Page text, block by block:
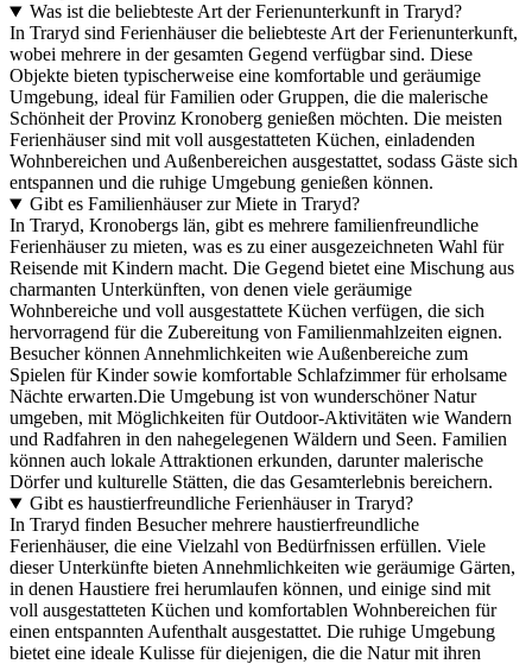
Was ist die beliebteste Art der Ferienunterkunft in Traryd?
In Traryd sind Ferienhäuser die beliebteste Art der Ferienunterkunft,
wobei mehrere in der gesamten Gegend verfügbar sind. Diese
Objekte bieten typischerweise eine komfortable und geräumige
Umgebung, ideal für Familien oder Gruppen, die die malerische
Schönheit der Provinz Kronoberg genießen möchten. Die meisten
Ferienhäuser sind mit voll ausgestatteten Küchen, einladenden
Wohnbereichen und Außenbereichen ausgestattet, sodass Gäste sich
entspannen und die ruhige Umgebung genießen können.
Gibt es Familienhäuser zur Miete in Traryd?
In Traryd, Kronobergs län, gibt es mehrere familienfreundliche
Ferienhäuser zu mieten, was es zu einer ausgezeichneten Wahl für
Reisende mit Kindern macht. Die Gegend bietet eine Mischung aus
charmanten Unterkünften, von denen viele geräumige
Wohnbereiche und voll ausgestattete Küchen verfügen, die sich
hervorragend für die Zubereitung von Familienmahlzeiten eignen.
Besucher können Annehmlichkeiten wie Außenbereiche zum
Spielen für Kinder sowie komfortable Schlafzimmer für erholsame
Nächte erwarten.Die Umgebung ist von wunderschöner Natur
umgeben, mit Möglichkeiten für Outdoor-Aktivitäten wie Wandern
und Radfahren in den nahegelegenen Wäldern und Seen. Familien
können auch lokale Attraktionen erkunden, darunter malerische
Dörfer und kulturelle Stätten, die das Gesamterlebnis bereichern.
Gibt es haustierfreundliche Ferienhäuser in Traryd?
In Traryd finden Besucher mehrere haustierfreundliche
Ferienhäuser, die eine Vielzahl von Bedürfnissen erfüllen. Viele
dieser Unterkünfte bieten Annehmlichkeiten wie geräumige Gärten,
in denen Haustiere frei herumlaufen können, und einige sind mit
voll ausgestatteten Küchen und komfortablen Wohnbereichen für
einen entspannten Aufenthalt ausgestattet. Die ruhige Umgebung
bietet eine ideale Kulisse für diejenigen, die die Natur mit ihren